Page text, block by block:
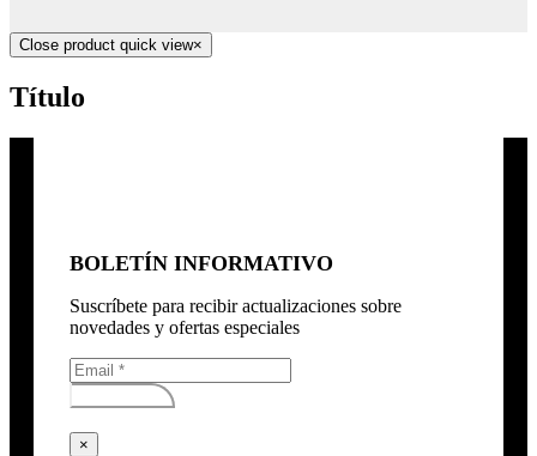
Close product quick view×
Título
BOLETÍN INFORMATIVO
Suscríbete para recibir actualizaciones sobre
novedades y ofertas especiales
Subscribirse
×